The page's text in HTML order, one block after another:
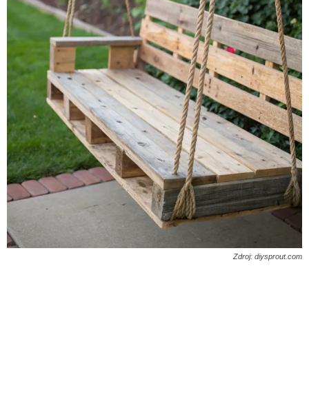
Zdroj: diysprout.com